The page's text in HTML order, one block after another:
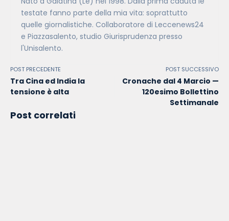
testate fanno parte della mia vita: soprattutto
quelle giornalistiche. Collaboratore di Leccenews24
e Piazzasalento, studio Giurisprudenza presso
l'Unisalento.
POST PRECEDENTE
Tra Cina ed India la
tensione è alta
POST SUCCESSIVO
Cronache dal 4 Marcio —
120esimo Bollettino
Settimanale
Post correlati